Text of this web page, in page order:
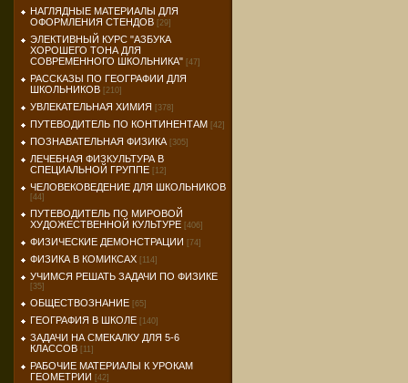
НАГЛЯДНЫЕ МАТЕРИАЛЫ ДЛЯ
ОФОРМЛЕНИЯ СТЕНДОВ [29]
ЭЛЕКТИВНЫЙ КУРС "АЗБУКА
ХОРОШЕГО ТОНА ДЛЯ
СОВРЕМЕННОГО ШКОЛЬНИКА" [47]
РАССКАЗЫ ПО ГЕОГРАФИИ ДЛЯ
ШКОЛЬНИКОВ [210]
УВЛЕКАТЕЛЬНАЯ ХИМИЯ [378]
ПУТЕВОДИТЕЛЬ ПО КОНТИНЕНТАМ [42]
ПОЗНАВАТЕЛЬНАЯ ФИЗИКА [305]
ЛЕЧЕБНАЯ ФИЗКУЛЬТУРА В
СПЕЦИАЛЬНОЙ ГРУППЕ [12]
ЧЕЛОВЕКОВЕДЕНИЕ ДЛЯ ШКОЛЬНИКОВ
[44]
ПУТЕВОДИТЕЛЬ ПО МИРОВОЙ
ХУДОЖЕСТВЕННОЙ КУЛЬТУРЕ [406]
ФИЗИЧЕСКИЕ ДЕМОНСТРАЦИИ [74]
ФИЗИКА В КОМИКСАХ [114]
УЧИМСЯ РЕШАТЬ ЗАДАЧИ ПО ФИЗИКЕ
[35]
ОБЩЕСТВОЗНАНИЕ [65]
ГЕОГРАФИЯ В ШКОЛЕ [140]
ЗАДАЧИ НА СМЕКАЛКУ ДЛЯ 5-6
КЛАССОВ [11]
РАБОЧИЕ МАТЕРИАЛЫ К УРОКАМ
ГЕОМЕТРИИ [42]